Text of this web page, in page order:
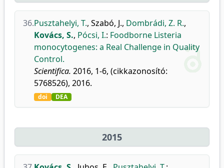
36.Pusztahelyi, T., Szabó, J., Dombrádi, Z. R.,
Kovács, S., Pócsi, I.: Foodborne Listeria
monocytogenes: a Real Challenge in Quality
Control.
Scientifica. 2016, 1-6, (cikkazonosító:
5768526), 2016.
doi DEA
2015